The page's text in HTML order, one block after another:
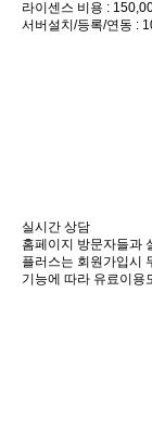
라이센스 비용 :
서버설치/등록/연동 :
실시간 상담
홈페이지 방문자들과
플러스는 회원가입시
기능에 따라 유료이용